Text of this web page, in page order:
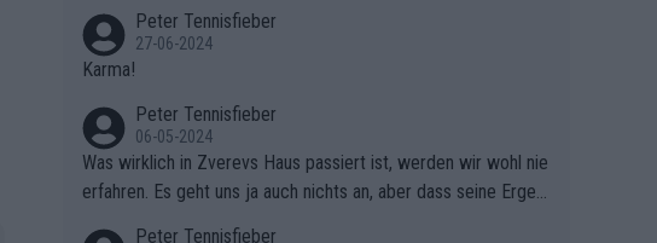
Peter Tennisfieber
27-06-2024
Karma!
Peter Tennisfieber
06-05-2024
Was wirklich in Zverevs Haus passiert ist, werden wir wohl nie
erfahren. Es geht uns ja auch nichts an, aber dass seine Ergeb
Peter Tennisfieber